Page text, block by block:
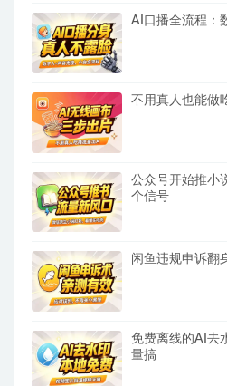
AI口播全流程：
不用真人也能做
公众号开始推小
个信号
闲鱼违规申诉翻
免费离线的AI去
量搞